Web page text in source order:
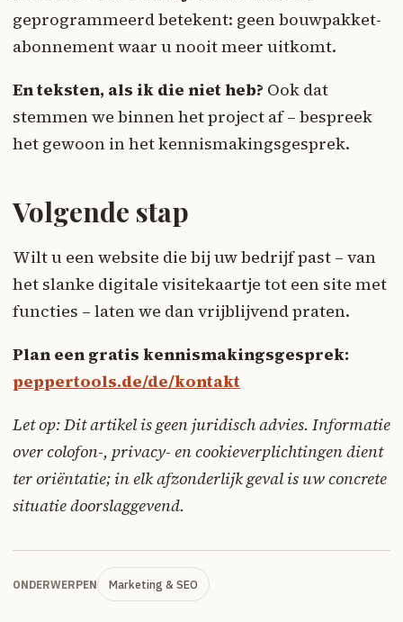
geprogrammeerd betekent: geen bouwpakket-
abonnement waar u nooit meer uitkomt.
En teksten, als ik die niet heb? Ook dat
stemmen we binnen het project af – bespreek
het gewoon in het kennismakingsgesprek.
Volgende stap
Wilt u een website die bij uw bedrijf past – van
het slanke digitale visitekaartje tot een site met
functies – laten we dan vrijblijvend praten.
Plan een gratis kennismakingsgesprek:
peppertools.de/de/kontakt
Let op: Dit artikel is geen juridisch advies. Informatie
over colofon-, privacy- en cookieverplichtingen dient
ter oriëntatie; in elk afzonderlijk geval is uw concrete
situatie doorslaggevend.
ONDERWERPEN Marketing & SEO